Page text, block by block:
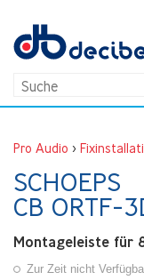
Pro Audio >
SCHOEPS
CB ORTF-
Montageleiste für
Zur Zeit nicht